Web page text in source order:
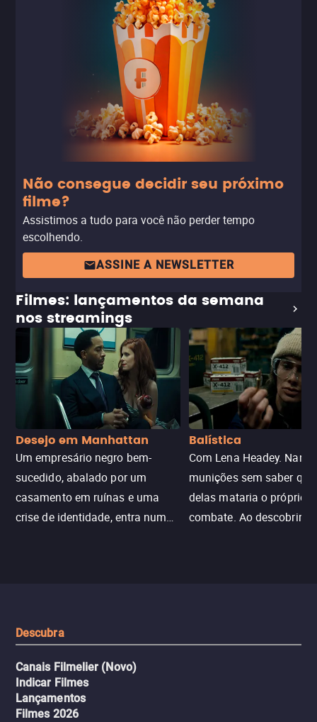
para a jornada de Mandela nos cinemas, mostrando
caminhos para além da vida do político.
Não consegue decidir seu próximo
filme?
Assistimos a tudo para você não perder tempo
escolhendo.
ASSINE A NEWSLETTER
Filmes: lançamentos da semana
nos streamings
Desejo em Manhattan
Um empresário negro bem-
sucedido, abalado por um
casamento em ruínas e uma
crise de identidade, entra num
Balística
Com Lena Headey.
munições sem saber
delas mataria o próprio
combate. Ao descobrir a
Descubra
Canais Filmelier (Novo)
Indicar Filmes
Lançamentos
Filmes 2026